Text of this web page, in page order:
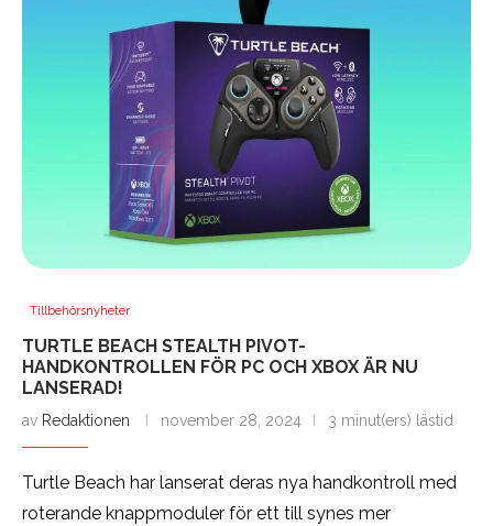
Tillbehörsnyheter
TURTLE BEACH STEALTH PIVOT-
HANDKONTROLLEN FÖR PC OCH XBOX ÄR NU
LANSERAD!
av Redaktionen november 28, 2024 3 minut(ers) lästid
Turtle Beach har lanserat deras nya handkontroll med
roterande knappmoduler för ett till synes mer